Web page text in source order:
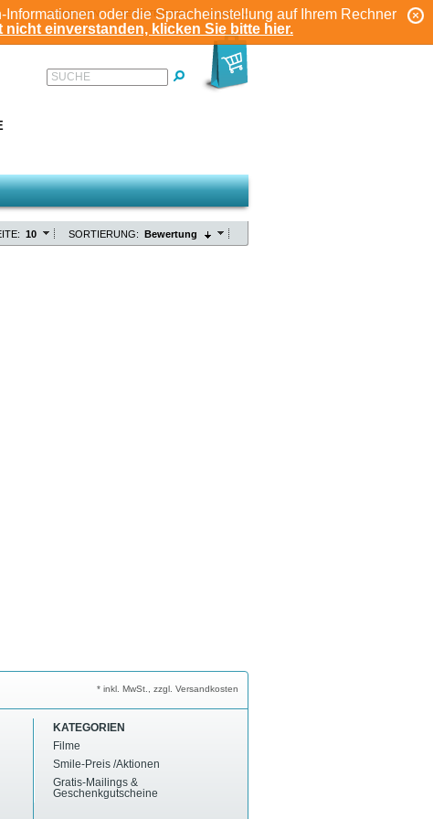
oder die Spracheinstellung auf Ihrem Rechner
nicht einverstanden, klicken Sie bitte hier.
KONTO
ANMELDEN REGISTRIEREN
SUCHE
SORTIERUNG: Bewertung
10
* inkl. MwSt., zzgl. Versandkosten
KATEGORIEN
Filme
Smile-Preis /Aktionen
Gratis-Mailings &
Geschenkgutscheine